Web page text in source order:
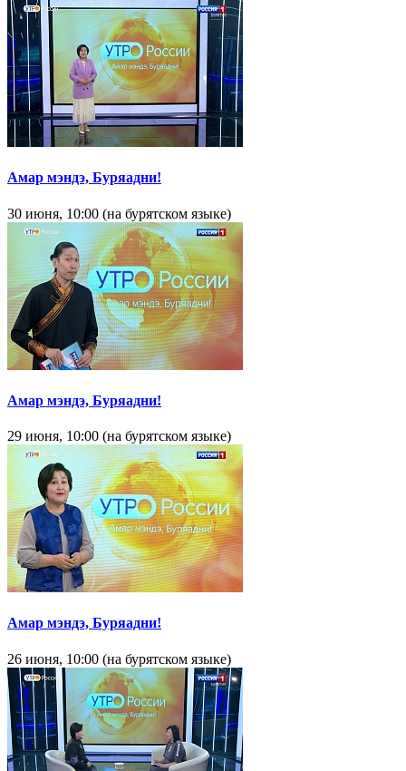
Амар мэндэ, Буряадни!
30 июня, 10:00 (на бурятском языке)
Амар мэндэ, Буряадни!
29 июня, 10:00 (на бурятском языке)
Амар мэндэ, Буряадни!
26 июня, 10:00 (на бурятском языке)